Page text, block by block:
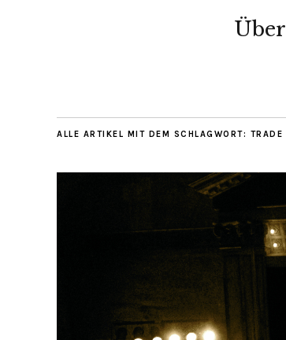
Über
ALLE ARTIKEL MIT DEM SCHLAGWORT: TRADE